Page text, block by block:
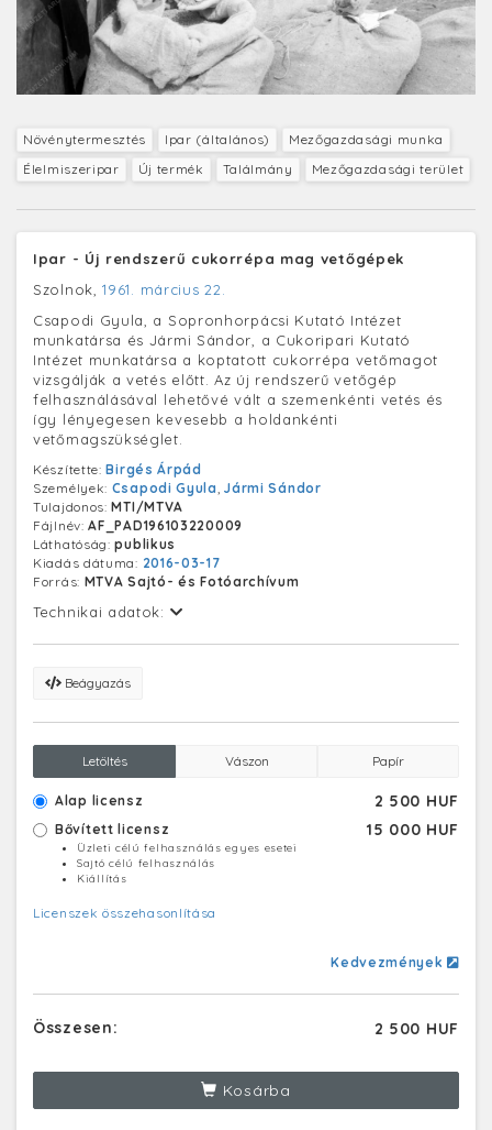
Növénytermesztés Ipar (általános)
Mezőgazdasági munka
Élelmiszeripar
Új termék Találmány Mezőgazdasági terület
Ipar - Új rendszerű cukorrépa mag vetőgépek
Szolnok,1961. március 22.
Csapodi Gyula, a Sopronhorpácsi Kutató Intézet
munkatársa és Jármi Sándor, a Cukoripari Kutató
Intézet munkatársa a koptatott cukorrépa vetőmagot
vizsgálják a vetés előtt. Az új rendszerű vetőgép
felhasználásával lehetővé vált a szemenkénti vetés és
így lényegesen kevesebb a holdankénti
vetőmagszükséglet.
Készítette:Birgés Árpád
Személyek: Csapodi Gyula ,Jármi Sándor
Tulajdonos:MTI/MTVA
Fájlnév:AF_PAD196103220009
Láthatóság:publikus
Kiadás dátuma: 2016-03-17
Forrás: MTVA Sajtó- és Fotóarchívum
Technikai adatok:
Beágyazás
Letöltés Vászon Papír
Alap licensz 2 500 HUF
Bővített licensz 15 000 HUF
Üzleti célú felhasználás egyes esetei
Sajtó célú felhasználás
Kiállítás
Licenszek összehasonlítása
Kedvezmények
Összesen: 2 500 HUF
Kosárba